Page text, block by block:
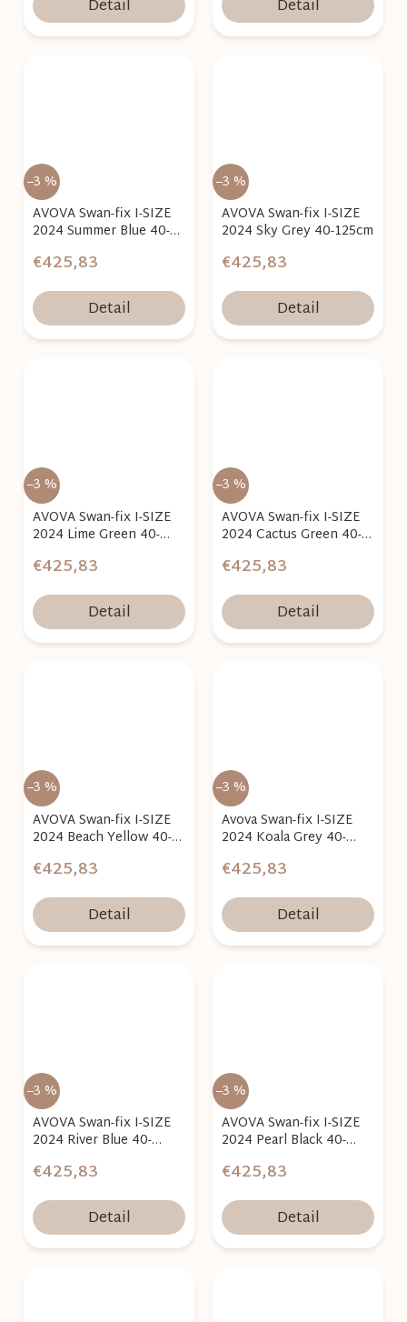
Detail Detail
–3 %
AVOVA Swan-fix I-SIZE
2024 Summer Blue 40-
€425,83
Detail
–3 %
AVOVA Swan-fix I-SIZE
2024 Sky Grey 40-125cm
€425,83
Detail
–3 %
AVOVA Swan-fix I-SIZE
2024 Lime Green 40-
€425,83
Detail
–3 %
AVOVA Swan-fix I-SIZE
2024 Cactus Green 40-
€425,83
Detail
–3 %
AVOVA Swan-fix I-SIZE
2024 Beach Yellow 40-
€425,83
Detail
–3 %
Avova Swan-fix I-SIZE
2024 Koala Grey 40-
€425,83
Detail
–3 %
AVOVA Swan-fix I-SIZE
2024 River Blue 40-
€425,83
Detail
–3 %
AVOVA Swan-fix I-SIZE
2024 Pearl Black 40-
€425,83
Detail